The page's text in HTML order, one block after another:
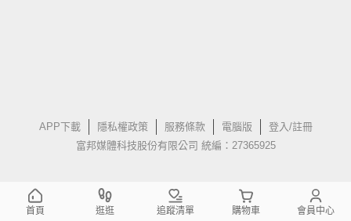
APP下載 隱私權政策 服務條款 電腦版
登入/註冊
富邦媒體科技股份有限公司 統編：27365925
首頁 逛逛 追蹤清單 購物車 會員中心